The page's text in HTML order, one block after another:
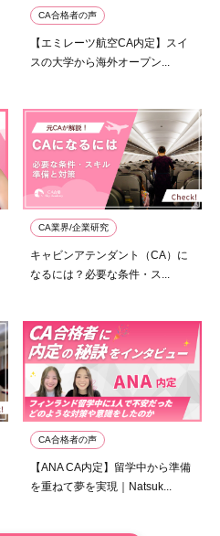
CA合格者の声
【エミレーツ航空CA内定】スイ
スの大学から海外オープン...
CA業界/企業研究
キャビンアテンダント（CA）に
なるには？必要な条件・ス...
CA合格者の声
【ANA CA内定】留学中から準備
を重ねて夢を実現｜Natsuk...